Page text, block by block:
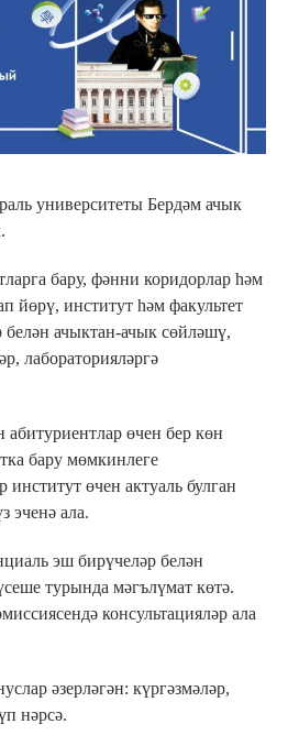
университеты Бердәм ачык
бару, фәнни коридорлар һәм
йөрү, институт һәм факультет
белән ачыктан-ачык сөйләшү,
лабораторияләргә
өчен бер көн
бару мөмкинлеге
өчен актуаль булган
эченә ала.
эш бирүчеләр белән
турында мәгълүмат көтә.
консультацияләр ала
әзерләгән: күргәзмәләр,
нәрсә.